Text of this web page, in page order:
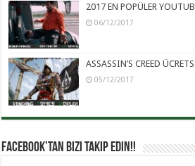
2017 EN POPÜLER
06/12/2017
ASSASSIN’S CREED
05/12/2017
Facebook’tan Bizi Takip Edin!!